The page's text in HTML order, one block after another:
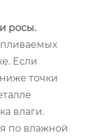
росы.
Если
точки
влаги.
по влажной